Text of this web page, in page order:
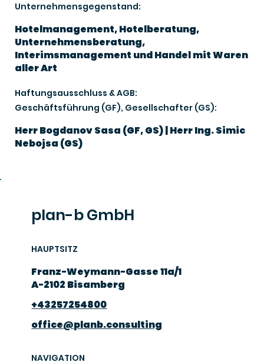
Haftungsausschluss & AGB:
Unternehmensgegenstand:
Hotelmanagement, Hotelberatung,
Unternehmensberatung,
Interimsmanagement und Handel mit Waren
aller Art
Geschäftsführung (GF), Gesellschafter (GS):
Herr Bogdanov Sasa (GF, GS) | Herr Ing. Simic
Nebojsa (GS)
plan-b GmbH
HAUPTSITZ
Franz-Weymann-Gasse 11a/1
A-2102 Bisamberg
+43257254800
office@planb.consulting
NAVIGATION